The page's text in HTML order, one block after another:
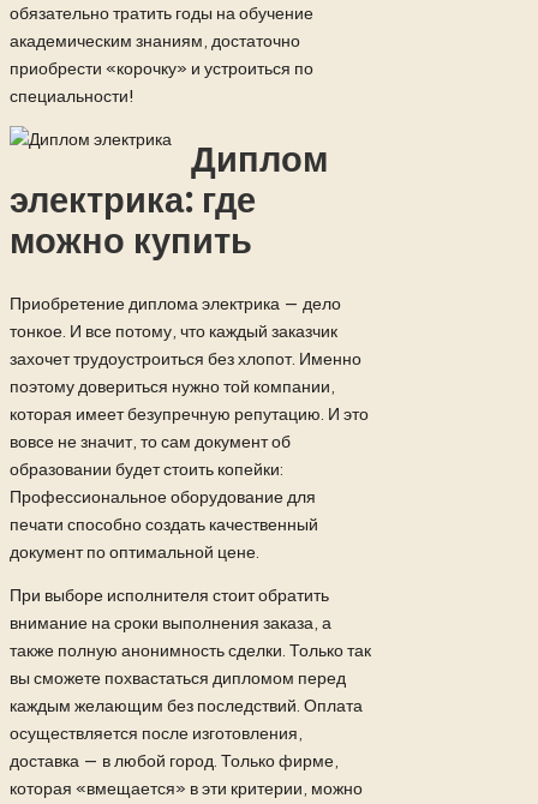
обязательно тратить годы на обучение
академическим знаниям, достаточно
приобрести «корочку» и устроиться по
специальности!
Диплом
электрика: где
можно купить
Приобретение диплома электрика — дело
тонкое. И все потому, что каждый заказчик
захочет трудоустроиться без хлопот. Именно
поэтому довериться нужно той компании,
которая имеет безупречную репутацию. И это
вовсе не значит, то сам документ об
образовании будет стоить копейки:
Профессиональное оборудование для
печати способно создать качественный
документ по оптимальной цене.
При выборе исполнителя стоит обратить
внимание на сроки выполнения заказа, а
также полную анонимность сделки. Только так
вы сможете похвастаться дипломом перед
каждым желающим без последствий. Оплата
осуществляется после изготовления,
доставка — в любой город. Только фирме,
которая «вмещается» в эти критерии, можно